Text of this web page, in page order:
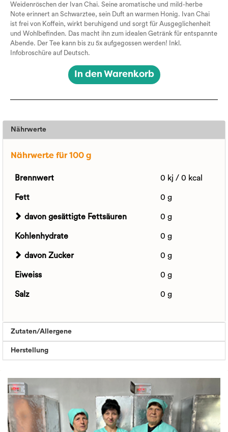
Weidenröschen der Ivan Chai. Seine aromatische und mild-herbe
Note erinnert an Schwarztee, sein Duft an warmen Honig. Ivan Chai
ist frei von Koffein, wirkt beruhigend und sorgt für Ausgeglichenheit
und Wohlbefinden. Das macht ihn zum idealen Getränk für entspannte
Abende. Der Tee kann bis zu 5x aufgegossen werden! Inkl.
Infobroschüre auf Deutsch.
In den Warenkorb
Nährwerte
Nährwerte für 100 g
Brennwert 0 kj / 0 kcal
Fett 0 g
davon gesättigte Fettsäuren 0 g
Kohlenhydrate 0 g
davon Zucker 0 g
Eiweiss 0 g
Salz 0 g
Zutaten/Allergene
Herstellung